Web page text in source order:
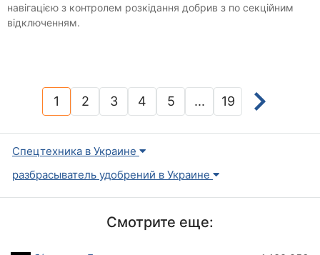
навігацією з контролем розкідання добрив з по секційним
відключенням.
1(current)
2 3 4 5 ... 19
Спецтехника в Украине
разбрасыватель удобрений в Украине
Смотрите еще: